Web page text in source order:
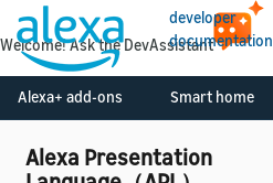
developer
documentation
Alexa+ add-ons Smart home
Alexa Presentation
Welcome! Ask the DevAssistant